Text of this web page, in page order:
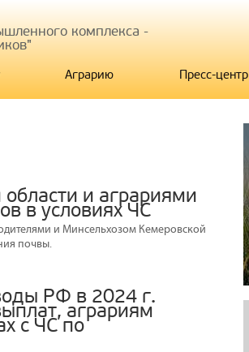
комплекса -
Аграрию Пресс-центр
и аграриями
в условиях ЧС
и Минсельхозом Кемеровской
почвы.
РФ в 2024 г.
аграриям
с ЧС по